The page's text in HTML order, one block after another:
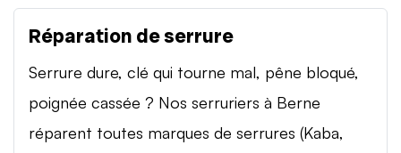
Réparation de serrure
Serrure dure, clé qui tourne mal, pêne bloqué,
poignée cassée ? Nos serruriers à Berne
réparent toutes marques de serrures (Kaba,